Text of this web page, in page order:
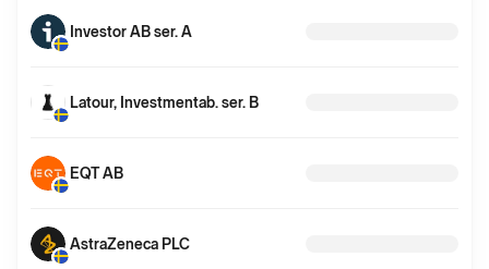
Investor AB ser. A
Latour, Investmentab. ser. B
EQT AB
AstraZeneca PLC